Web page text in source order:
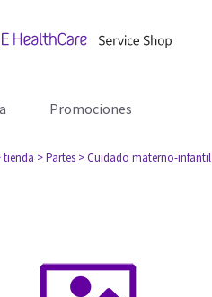
Promociones
tienda > Partes > Cuidado materno-infantil